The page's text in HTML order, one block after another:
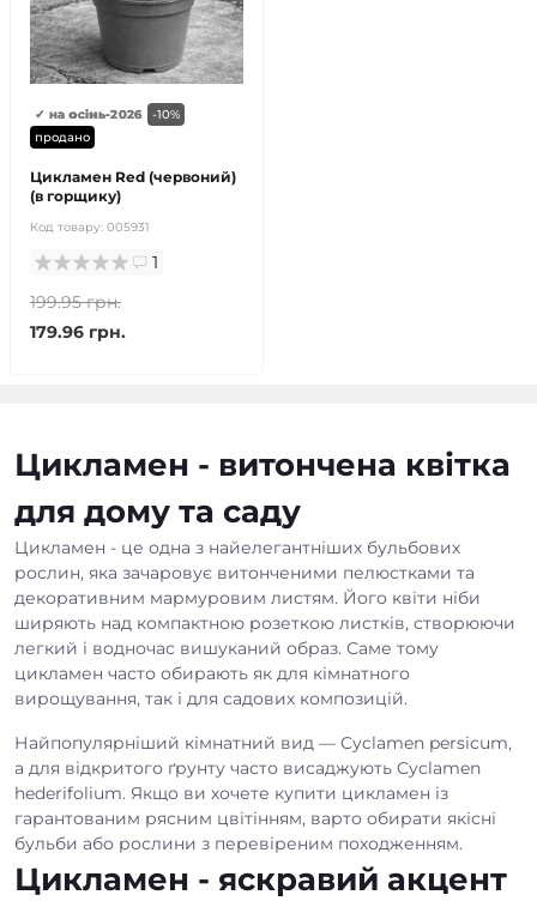
-10%
✓ на осінь-2026
продано
Цикламен Red (червоний)
(в горщику)
Код товару: 005931
1
199.95 грн.
179.96 грн.
Цикламен - витончена квітка
для дому та саду
Цикламен - це одна з найелегантніших бульбових
рослин, яка зачаровує витонченими пелюстками та
декоративним мармуровим листям. Його квіти ніби
ширяють над компактною розеткою листків, створюючи
легкий і водночас вишуканий образ. Саме тому
цикламен часто обирають як для кімнатного
вирощування, так і для садових композицій.
Найпопулярніший кімнатний вид — Cyclamen persicum,
а для відкритого ґрунту часто висаджують Cyclamen
hederifolium. Якщо ви хочете купити цикламен із
гарантованим рясним цвітінням, варто обирати якісні
бульби або рослини з перевіреним походженням.
Цикламен - яскравий акцент